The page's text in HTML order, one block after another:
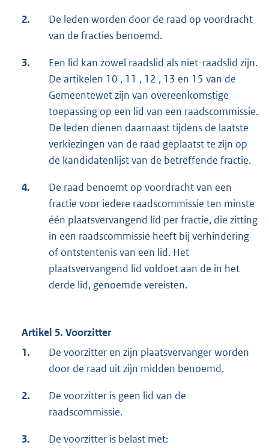
2.
De leden worden door de raad op voordracht
van de fracties benoemd.
3.
Een lid kan zowel raadslid als niet-raadslid zijn.
De artikelen 10 , 11 , 12 , 13 en 15 van de
Gemeentewet zijn van overeenkomstige
toepassing op een lid van een raadscommissie.
De leden dienen daarnaast tijdens de laatste
verkiezingen van de raad geplaatst te zijn op
de kandidatenlijst van de betreffende fractie.
4.
De raad benoemt op voordracht van een
fractie voor iedere raadscommissie ten minste
één plaatsvervangend lid per fractie, die zitting
in een raadscommissie heeft bij verhindering
of ontstentenis van een lid. Het
plaatsvervangend lid voldoet aan de in het
derde lid, genoemde vereisten.
Artikel 5. Voorzitter
1.
De voorzitter en zijn plaatsvervanger worden
door de raad uit zijn midden benoemd.
2.
De voorzitter is geen lid van de
raadscommissie.
3. De voorzitter is belast met: